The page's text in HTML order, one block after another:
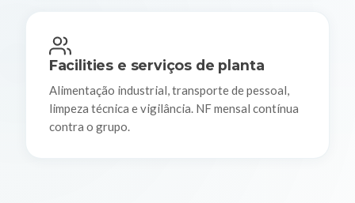
Facilities e serviços de planta
Alimentação industrial, transporte de pessoal,
limpeza técnica e vigilância. NF mensal contínua
contra o grupo.